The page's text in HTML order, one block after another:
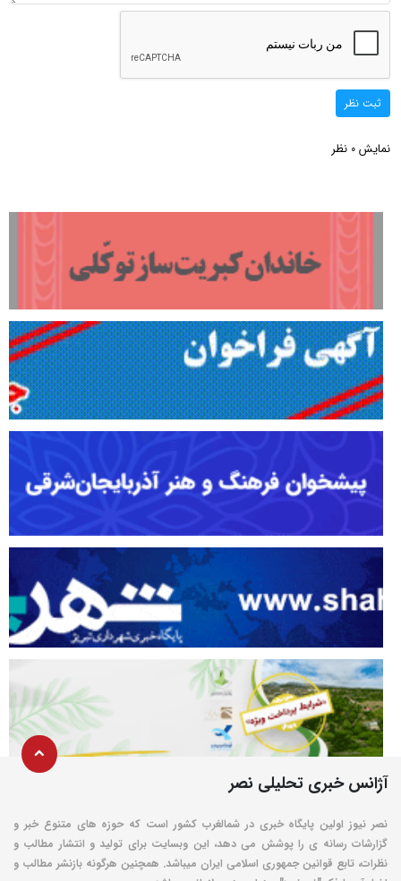
ثبت نظر
نمایش 0 نظر
آژانس خبری تحلیلی نصر
نصر نیوز اولین پایگاه خبری در شمالغرب کشور است که حوزه های متنوع خبر و
گزارشات رسانه ی را پوشش می دهد، این وبسایت برای تولید و انتشار مطالب و
نظرات، تابع قوانین جمهوری اسلامی ایران میباشد. همچنین هرگونه بازنشر مطالب و